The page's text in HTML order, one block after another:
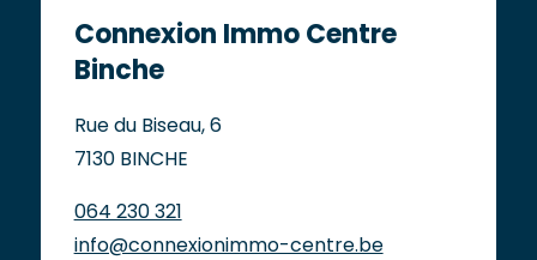
Connexion Immo Centre
Binche
Rue du Biseau, 6
7130 BINCHE
064 230 321
info@connexionimmo-centre.be